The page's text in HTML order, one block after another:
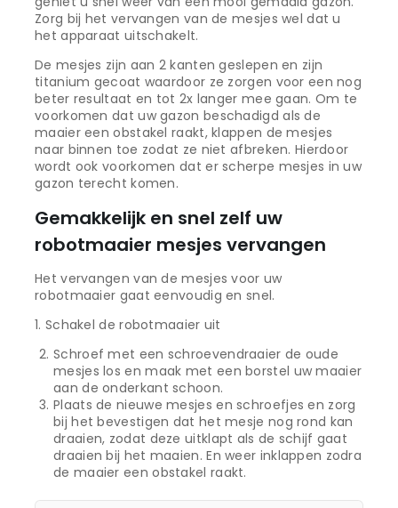
Zorg bij het vervangen van de mesjes wel dat u
het apparaat uitschakelt.
De mesjes zijn aan 2 kanten geslepen en zijn
titanium gecoat waardoor ze zorgen voor een nog
beter resultaat en tot 2x langer mee gaan. Om te
voorkomen dat uw gazon beschadigd als de
maaier een obstakel raakt, klappen de mesjes
naar binnen toe zodat ze niet afbreken. Hierdoor
wordt ook voorkomen dat er scherpe mesjes in uw
gazon terecht komen.
Gemakkelijk en snel zelf uw
robotmaaier mesjes vervangen
Het vervangen van de mesjes voor uw
robotmaaier gaat eenvoudig en snel.
1. Schakel de robotmaaier uit
Schroef met een schroevendraaier de oude
mesjes los en maak met een borstel uw maaier
aan de onderkant schoon.
Plaats de nieuwe mesjes en schroefjes en zorg
bij het bevestigen dat het mesje nog rond kan
draaien, zodat deze uitklapt als de schijf gaat
draaien bij het maaien. En weer inklappen zodra
de maaier een obstakel raakt.